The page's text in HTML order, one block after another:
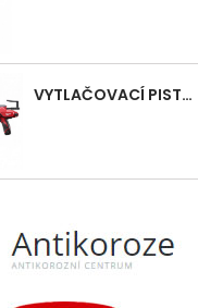
VYTLAČOVACÍ PISTOLE MILWAUKEE M12, AKU